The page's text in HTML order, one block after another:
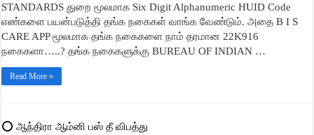
STANDARDS துறை மூலமாக Six Digit Alphanumeric HUID Code
எண்களை பயன்படுத்தி தங்க நகைகள் வாங்க வேண்டும். அதை B I S
CARE APP மூலமாக தங்க நகைகளை நாம் தரமான 22K916
நகைகளா…..? தங்க நகைகளுக்கு BUREAU OF INDIAN …
Read More »
⭕ ஆந்திரா ஆம்னி பஸ் தீ விபத்து